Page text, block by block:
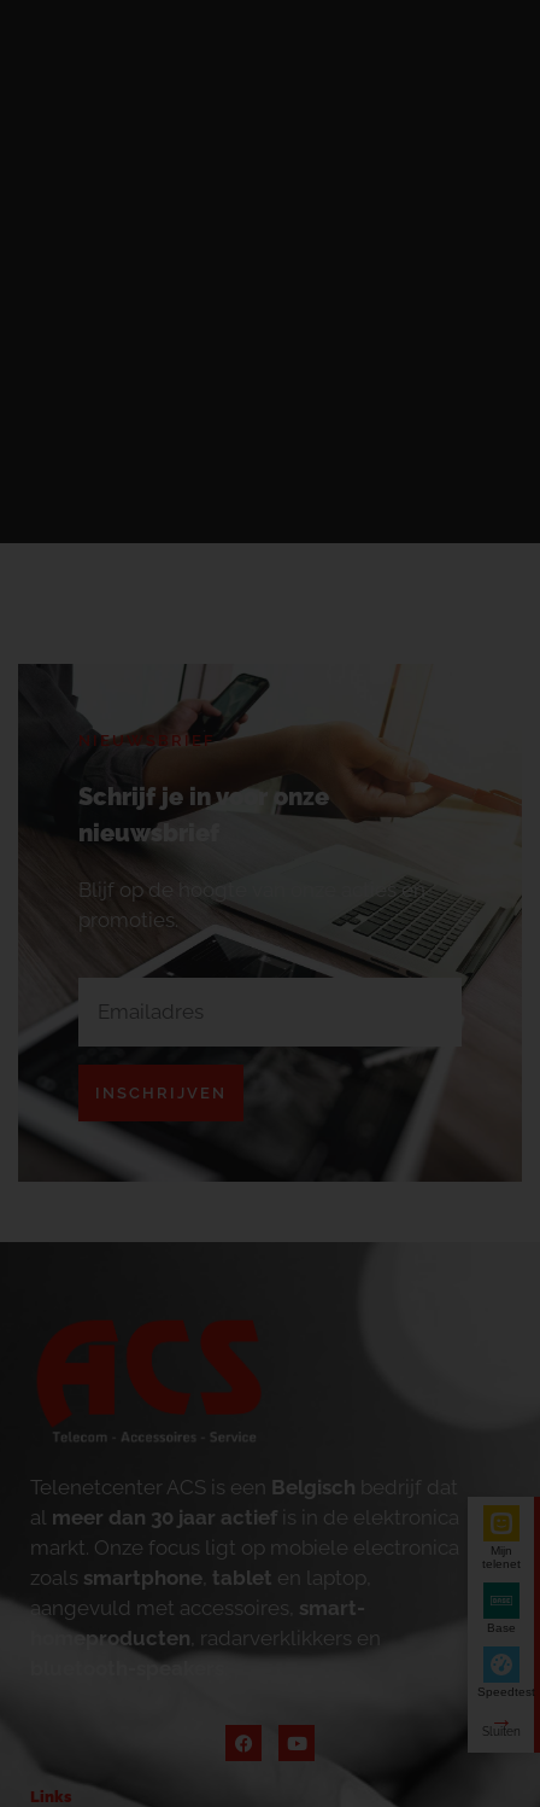
NIEUWSBRIEF
Schrijf je in voor onze
nieuwsbrief
Blijf op de hoogte van onze acties en
promoties.
INSCHRIJVEN
Telenetcenter ACS is een Belgisch bedrijf dat
al meer dan 30 jaar actief is in de elektronica
markt. Onze focus ligt op mobiele electronica
zoals smartphone tablet en laptop,
aangevuld met accessoires, smart-
homeproducten , radarverklikkers en
bluetooth-speakers
Links
Mijn
telenet
Base
Speedtest